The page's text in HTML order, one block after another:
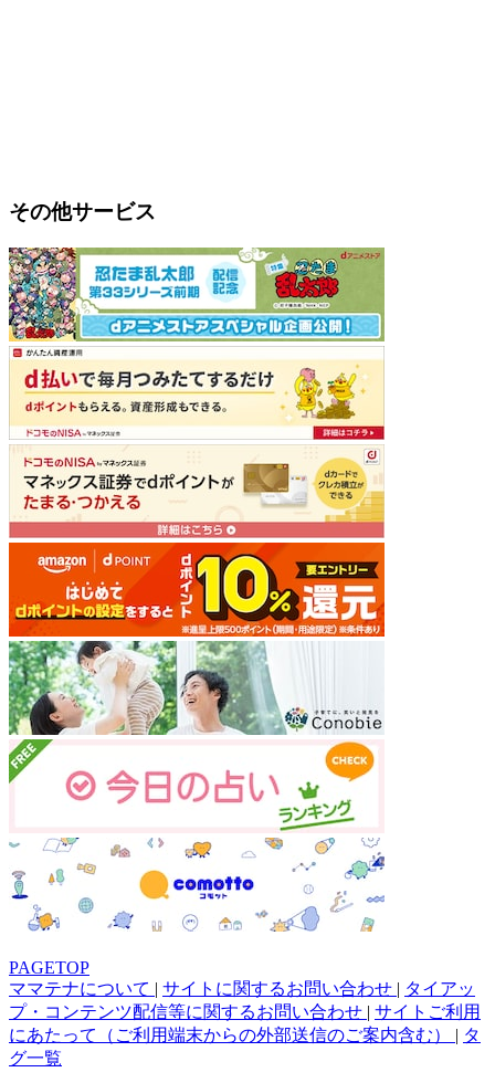
その他サービス
PAGETOP
ママテナについて | サイトに関するお問い合わせ | タイアッ
プ・コンテンツ配信等に関するお問い合わせ | サイトご利用
にあたって（ご利用端末からの外部送信のご案内含む） | タ
グ一覧